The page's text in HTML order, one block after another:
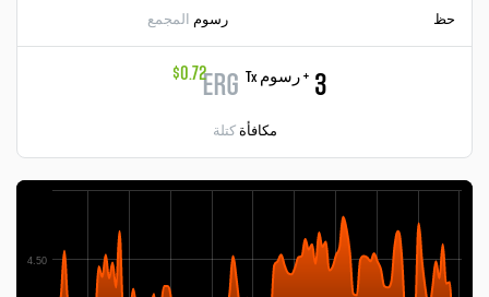
حظ رسوم المجمع
3 + رسوم Tx ERG
$0.72
مكافأةكتلة
4.50